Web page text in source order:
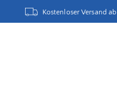
Kostenloser Versand